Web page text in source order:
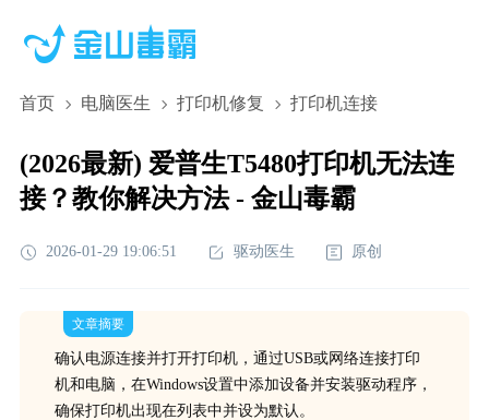
首页 电脑医生 打印机修复 打印机连接
(2026最新) 爱普生T5480打印机无法连
接？教你解决方法 - 金山毒霸
2026-01-29 19:06:51 驱动医生 原创
文章摘要
确认电源连接并打开打印机，通过USB或网络连接打印
机和电脑，在Windows设置中添加设备并安装驱动程序，
确保打印机出现在列表中并设为默认。